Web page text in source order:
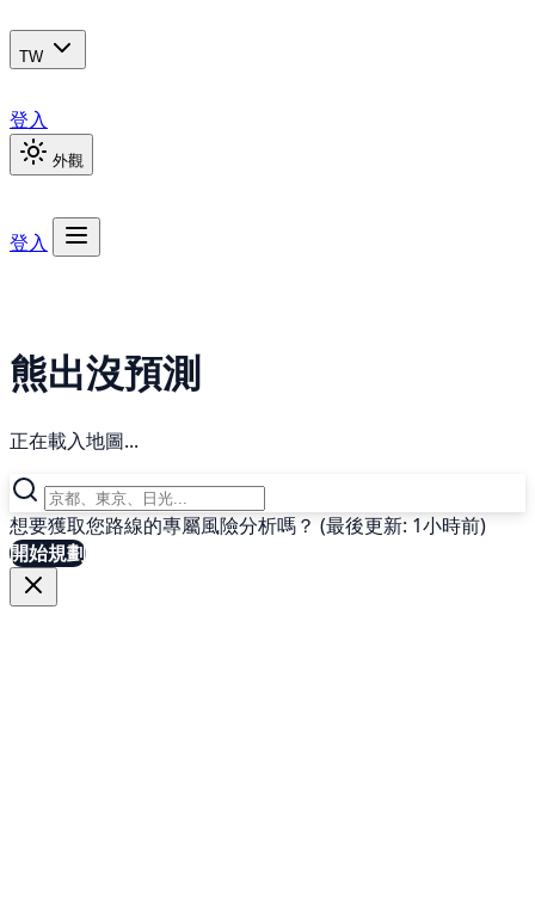
TW
登入
外觀
登入
熊出沒預測
正在載入地圖...
想要獲取您路線的專屬風險分析嗎？ (最後更新: 1小時前)
開始規劃